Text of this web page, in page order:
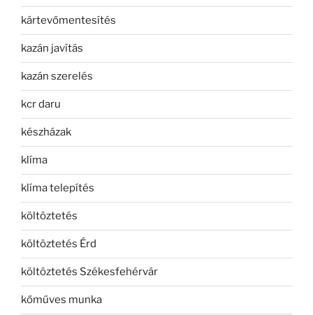
kártevőmentesítés
kazán javítás
kazán szerelés
kcr daru
készházak
klíma
klíma telepítés
költöztetés
költöztetés Érd
költöztetés Székesfehérvár
kőműves munka